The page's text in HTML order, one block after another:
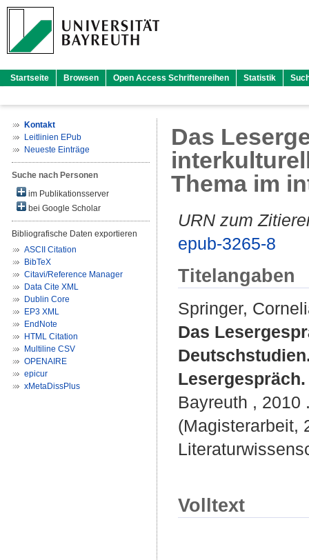
Startseite Browsen Open Access Schriftenreihen Statistik
Kontakt
Leitlinien EPub
Neueste Einträge
Suche nach Personen
im Publikationsserver
bei Google Scholar
Bibliografische Daten exportieren
ASCII Citation
BibTeX
Citavi/Reference Manager
Data Cite XML
Dublin Core
EP3 XML
EndNote
HTML Citation
Multiline CSV
OPENAIRE
epicur
xMetaDissPlus
Das
Thema im
URN zum
epub-3265-8
Titelangaben
Springer,
Das
Lesergespräch.
Bayreuth , 2010
(Magisterarbeit,
Volltext